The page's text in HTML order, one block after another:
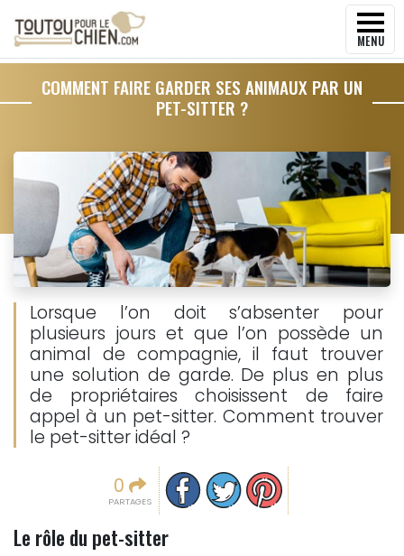
MENU
COMMENT FAIRE GARDER SES ANIMAUX PAR UN
PET-SITTER ?
Lorsque l’on doit s’absenter pour
plusieurs jours et que l’on possède un
animal de compagnie, il faut trouver
une solution de garde. De plus en plus
de propriétaires choisissent de faire
appel à un pet-sitter. Comment trouver
le pet-sitter idéal ?
0
PARTAGES
Partager sur facebook
Partager sur Twitter
Epingler sur Pinterest
Le rôle du pet-sitter